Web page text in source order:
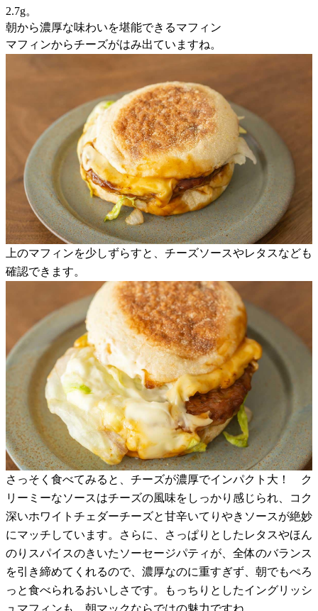
2.7g。
朝から濃厚な味わいを堪能できるマフィン
マフィンからチーズがはみ出ていますね。
上のマフィンを少しずらすと、チーズソースやレタスなども
確認できます。
さっそく食べてみると、チーズが濃厚でインパクト大！ ク
リーミーなソースはチーズの風味をしっかり感じられ、コク
深いホワイトチェダーチーズと甘辛いてりやきソースが絶妙
にマッチしています。さらに、さっぱりとしたレタスやほん
のりスパイスのきいたソーセージパティが、全体のバランス
を引き締めてくれるので、濃厚なのに重すぎず、朝でもぺろ
っと食べられるおいしさです。もっちりとしたイングリッシ
ュマフィンも、朝マックならではの魅力ですね。